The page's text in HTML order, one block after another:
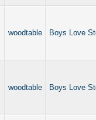
woodtable Boys Love
woodtable Boys Love